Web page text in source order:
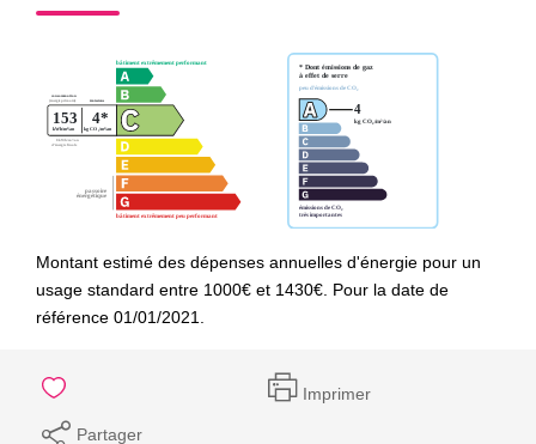
Montant estimé des dépenses annuelles d'énergie pour un
usage standard entre 1000€ et 1430€. Pour la date de
référence 01/01/2021.
Imprimer
Partager